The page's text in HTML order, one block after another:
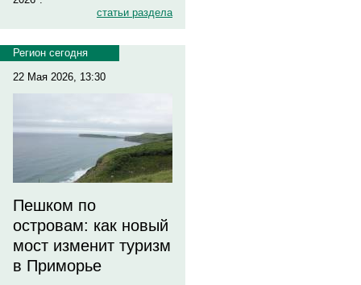
статьи раздела
Регион сегодня
22 Мая 2026, 13:30
Пешком по
островам: как новый
мост изменит туризм
в Приморье